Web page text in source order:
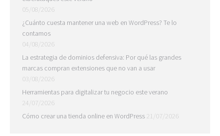
05/08/2026
¿Cuánto cuesta mantener una web en WordPress? Te lo
contamos
04/08/2026
La estrategia de dominios defensiva: Por qué las grandes
marcas compran extensiones que no van a usar
03/08/2026
Herramientas para digitalizar tu negocio este verano
24/07/2026
Cómo crear una tienda online en WordPress 21/07/2026